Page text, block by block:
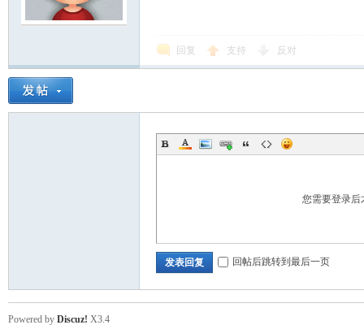
回复 支持 反对
您需要登录
发表回复 回帖后跳转到最后一页
Powered by Discuz! X3.4